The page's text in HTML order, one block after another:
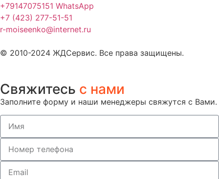
+79147075151 WhatsApp
+7 (423) 277-51-51
r-moiseenko@internet.ru
© 2010-2024 ЖДСервис. Все права защищены.
Свяжитесь с нами
Заполните форму и наши менеджеры свяжутся с Вами.